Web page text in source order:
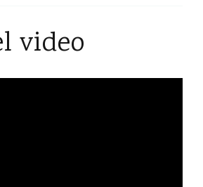
video